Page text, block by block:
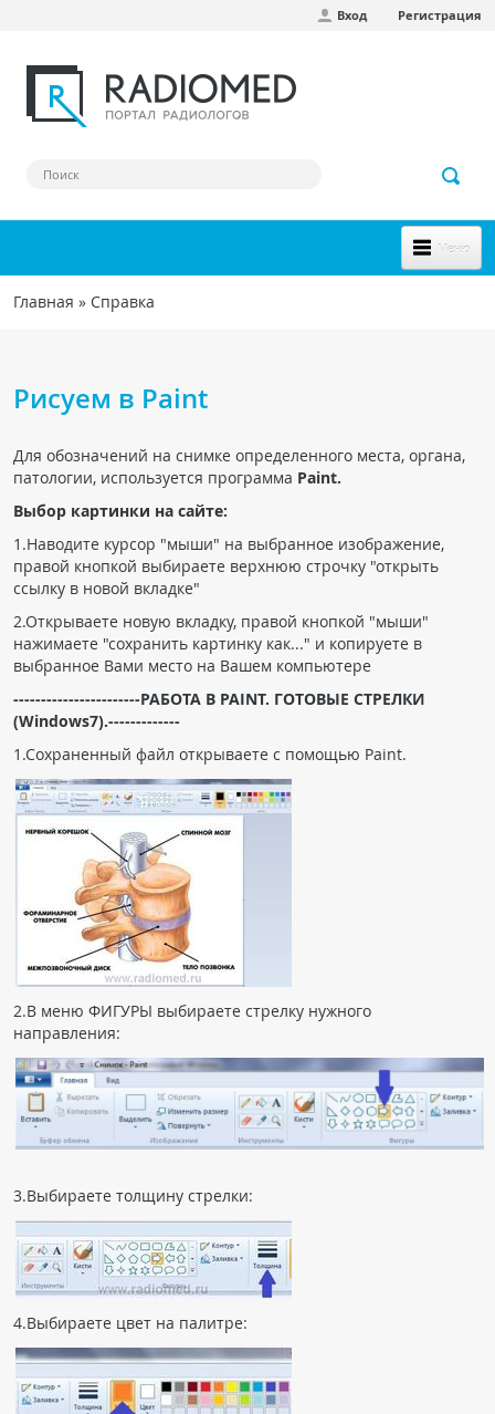
Вход Регистрация
Меню
НОВОЕ НА САЙТЕ
Форум
Наш сборник ссылок
Чат RADIOMED
ОБРАЗОВАНИЕ
Интерактивные задания
Презентации
Публикации
Видео
Журнал "Лучевая диагностика и терапия"
КНИЖНЫЙ МАГАЗИН
ПАЦИЕНТАМ
Где пройти обследование
Компьютерная томография (КТ)
Магнитно-резонансная томография (МРТ)
ПОМОЩЬ
Вы здесь
Главная » Справка
Рисуем в Paint
Для обозначений на снимке определенного места, органа,
патологии, используется программа Paint.
Выбор картинки на сайте:
1.Наводите курсор "мыши" на выбранное изображение,
правой кнопкой выбираете верхнюю строчку "открыть
ссылку в новой вкладке"
2.Открываете новую вкладку, правой кнопкой "мыши"
нажимаете "сохранить картинку как..." и копируете в
выбранное Вами место на Вашем компьютере
-----------------------РАБОТА В PAINT. ГОТОВЫЕ СТРЕЛКИ
(Windows7).-------------
1.Сохраненный файл открываете с помощью Paint.
2.В меню ФИГУРЫ выбираете стрелку нужного
направления:
3.Выбираете толщину стрелки:
4.Выбираете цвет на палитре: